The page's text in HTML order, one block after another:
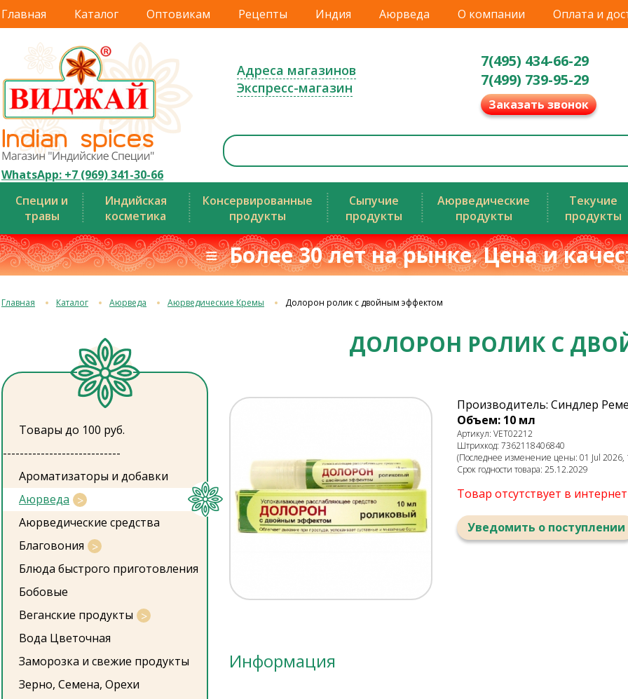
Главная Каталог Оптовикам Рецепты Индия Аюрведа О компании Оплата и
WhatsApp: +7 (969) 341-30-66
Адреса магазинов
Экспресс-магазин
7(495) 434-66-29
7(499) 739-95-29
Заказать звонок
Специи и
травы
Индийская
косметика
Консервированные
продукты
Сыпучие
продукты
Аюрведические
продукты
Текучие
продукты
≡ Более 30 лет на рынке. Цена и
Главная Каталог Аюрведа Аюрведические Кремы Долорон ролик с двойным эффектом
Товары до 100 руб.
----------------------------
Ароматизаторы и добавки
Аюрведа
Аюрведические средства
Благовония
Блюда быстрого приготовления
Бобовые
Веганские продукты
Вода Цветочная
Заморозка и свежие продукты
Зерно, Семена, Орехи
ДОЛОРОН РОЛИК С
Производитель: Синдлер
Объем: 10 мл
Артикул: VET02212
Штрихкод: 7362118406840
(Последнее изменение цены: 01 Jul 2026,
Срок годности товара: 25.12.2029
Товар отсутствует в
Уведомить о поступлении
Информация